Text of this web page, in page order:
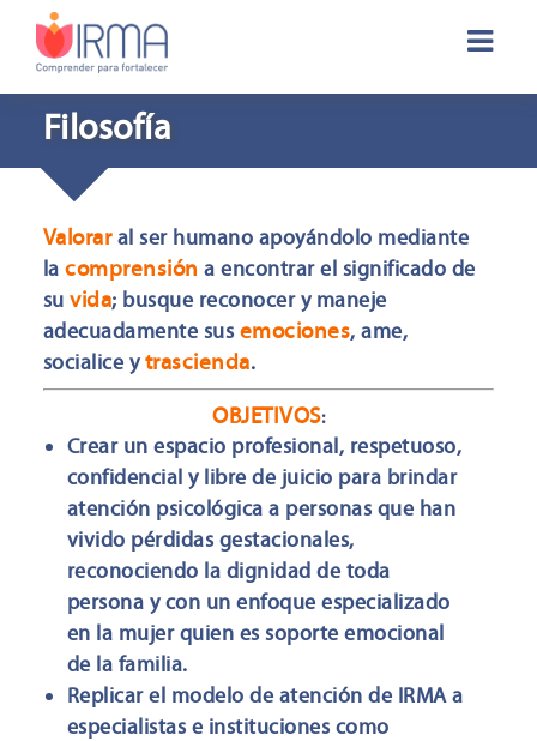
Filosofía
Valoraral ser humano apoyándolo mediante
lacomprensión a encontrar el significado de
suvida; busque reconocer y maneje
adecuadamente sus emociones, ame,
socialice ytrascienda.
OBJETIVOS:
Crear un espacio profesional, respetuoso,
confidencial y libre de juicio para brindar
atención psicológica a personas que han
vivido pérdidas gestacionales,
reconociendo la dignidad de toda
persona y con un enfoque especializado
en la mujer quien es soporte emocional
de la familia.
Replicar el modelo de atención de IRMA a
especialistas e instituciones como